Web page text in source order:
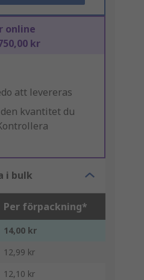
online
kr
att levereras
kvantitet du
i bulk
Per förpackning*
14,00 kr
12,99 kr
12,10 kr